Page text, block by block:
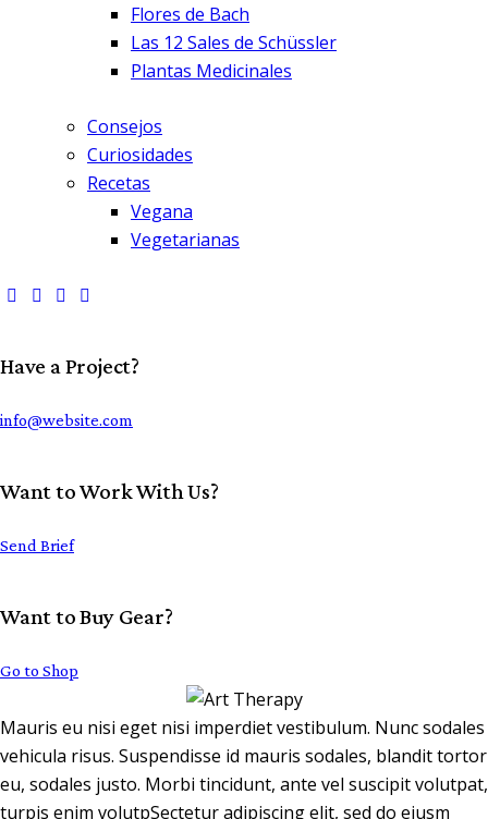
Flores de Bach
Las 12 Sales de Schüssler
Plantas Medicinales
Consejos
Curiosidades
Recetas
Vegana
Vegetarianas
Have a Project?
info@website.com
Want to Work With Us?
Send Brief
Want to Buy Gear?
Go to Shop
Mauris eu nisi eget nisi imperdiet vestibulum. Nunc sodales
vehicula risus. Suspendisse id mauris sodales, blandit tortor
eu, sodales justo. Morbi tincidunt, ante vel suscipit volutpat,
turpis enim volutpSectetur adipiscing elit, sed do eiusm